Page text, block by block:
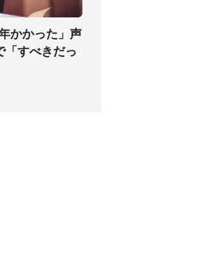
かかった」声
「すべきだっ